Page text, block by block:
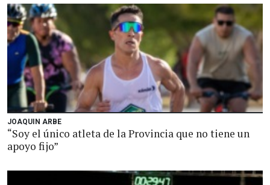
JOAQUIN ARBE
“Soy el único atleta de la Provincia que no tiene un
apoyo fijo”